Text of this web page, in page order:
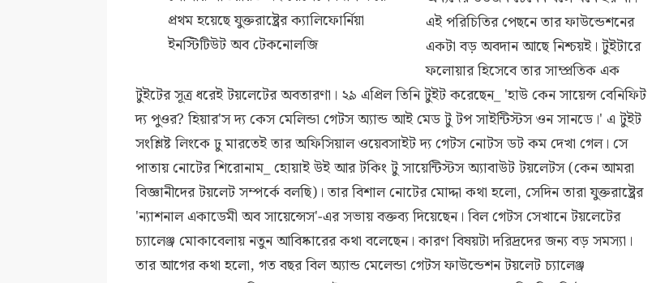
প্রথম হয়েছে যুক্তরাষ্ট্রের ক্যালিফোর্নিয়া
ইনস্টিটিউট অব টেকনোলজি
এই পরিচিতির পেছনে তার ফাউন্ডেশনের
একটা বড় অবদান আছে নিশ্চয়ই। টুইটারে
ফলোয়ার হিসেবে তার সাম্প্রতিক এক
টুইটের সূত্র ধরেই টয়লেটের অবতারণা। ২৯ এপ্রিল তিনি টুইট করেছেন_ 'হাউ কেন সায়েন্স বেনিফিট
দ্য পুওর? হিয়ার'স দ্য কেস মেলিন্ডা গেটস অ্যান্ড আই মেড টু টপ সাইন্টিস্টস ওন সানডে।' এ টুইট
সংশ্লিষ্ট লিংকে ঢু মারতেই তার অফিসিয়াল ওয়েবসাইট দ্য গেটস নোটস ডট কম দেখা গেল। সে
পাতায় নোটের শিরোনাম_ হোয়াই উই আর টকিং টু সায়েন্টিস্টস অ্যাবাউট টয়লেটস (কেন আমরা
বিজ্ঞানীদের টয়লেট সম্পর্কে বলছি)। তার বিশাল নোটের মোদ্দা কথা হলো, সেদিন তারা যুক্তরাষ্ট্রের
'ন্যাশনাল একাডেমী অব সায়েন্সেস'-এর সভায় বক্তব্য দিয়েছেন। বিল গেটস সেখানে টয়লেটের
চ্যালেঞ্জ মোকাবেলায় নতুন আবিষ্কারের কথা বলেছেন। কারণ বিষয়টা দরিদ্রদের জন্য বড় সমস্যা।
তার আগের কথা হলো, গত বছর বিল অ্যান্ড মেলেন্ডা গেটস ফাউন্ডেশন টয়লেট চ্যালেঞ্জ